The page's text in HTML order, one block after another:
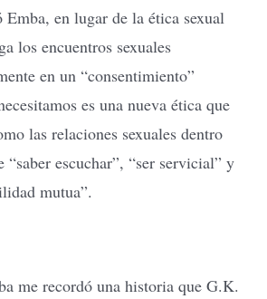
en lugar de la ética sexual
los encuentros sexuales
en un “consentimiento”
es una nueva ética que
las relaciones sexuales dentro
“saber escuchar”, “ser servicial” y
mutua”.
me recordó una historia que G.K.